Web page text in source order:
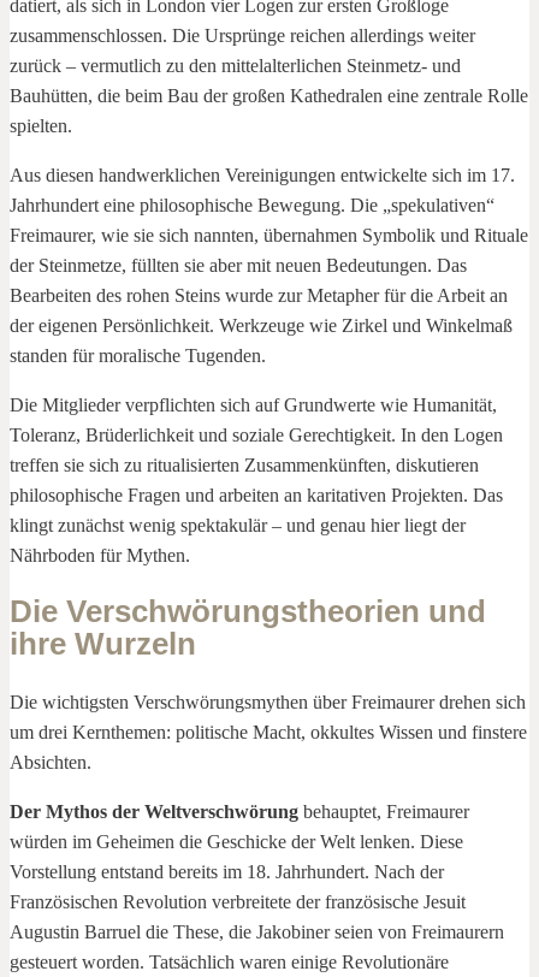
datiert, als sich in London vier Logen zur ersten Großloge
zusammenschlossen. Die Ursprünge reichen allerdings weiter
zurück – vermutlich zu den mittelalterlichen Steinmetz- und
Bauhütten, die beim Bau der großen Kathedralen eine zentrale Rolle
spielten.
Aus diesen handwerklichen Vereinigungen entwickelte sich im 17.
Jahrhundert eine philosophische Bewegung. Die „spekulativen“
Freimaurer, wie sie sich nannten, übernahmen Symbolik und Rituale
der Steinmetze, füllten sie aber mit neuen Bedeutungen. Das
Bearbeiten des rohen Steins wurde zur Metapher für die Arbeit an
der eigenen Persönlichkeit. Werkzeuge wie Zirkel und Winkelmaß
standen für moralische Tugenden.
Die Mitglieder verpflichten sich auf Grundwerte wie Humanität,
Toleranz, Brüderlichkeit und soziale Gerechtigkeit. In den Logen
treffen sie sich zu ritualisierten Zusammenkünften, diskutieren
philosophische Fragen und arbeiten an karitativen Projekten. Das
klingt zunächst wenig spektakulär – und genau hier liegt der
Nährboden für Mythen.
Die Verschwörungstheorien und
ihre Wurzeln
Die wichtigsten Verschwörungsmythen über Freimaurer drehen sich
um drei Kernthemen: politische Macht, okkultes Wissen und finstere
Absichten.
Der Mythos der Weltverschwörung behauptet, Freimaurer
würden im Geheimen die Geschicke der Welt lenken. Diese
Vorstellung entstand bereits im 18. Jahrhundert. Nach der
Französischen Revolution verbreitete der französische Jesuit
Augustin Barruel die These, die Jakobiner seien von Freimaurern
gesteuert worden. Tatsächlich waren einige Revolutionäre